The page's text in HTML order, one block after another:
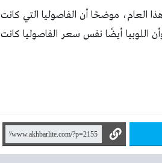
العام، موضحًا أن الفاصوليا التي كانت
جنيها، لكن الآن تسجل 35 جنيها إلى 40 جنيها، وأن اللوبيا أيضًا نفس سعر الفاصوليا كانت